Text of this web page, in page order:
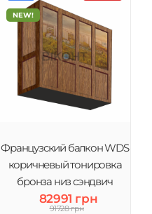
NEW!
Французский балкон WDS
коричневый тонировка
бронза низ сэндвич
82991 грн
91728 грн